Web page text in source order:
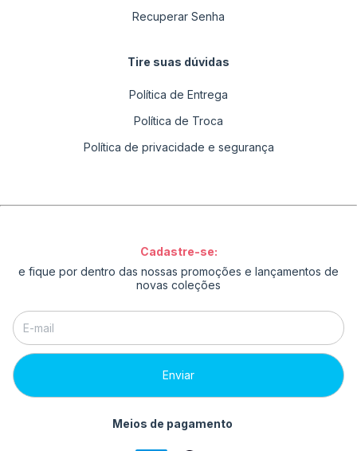
Recuperar Senha
Tire suas dúvidas
Política de Entrega
Política de Troca
Política de privacidade e segurança
Cadastre-se:
e fique por dentro das nossas promoções e lançamentos de
novas coleções
Meios de pagamento